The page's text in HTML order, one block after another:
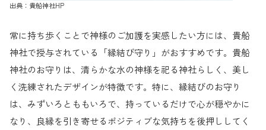
出典：貴船神社HP
常に持ち歩くことで神様のご加護を実感したい方には、貴船
神社で授与されている「縁結び守り」がおすすめです。貴船
神社のお守りは、清らかな水の神様を祀る神社らしく、美し
く洗練されたデザインが特徴です。特に、縁結びのお守り
は、みずいろとももいろで、持っているだけで心が穏やかに
なり、良縁を引き寄せるポジティブな気持ちを後押ししてく